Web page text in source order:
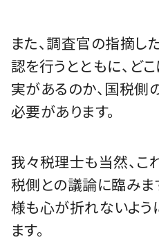
また、調査官の指摘し
認を行うとともに、ど
実があるのか、国税側
必要があります。
我々税理士も当然、こ
税側との議論に臨みま
様も心が折れないよ
ます。